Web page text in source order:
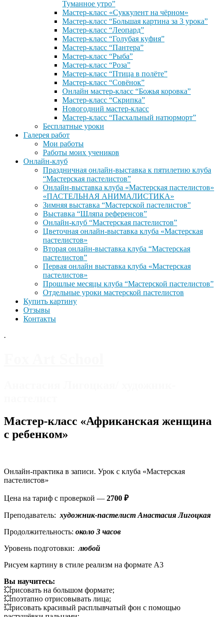
Туманное утро”
Мастер-класс «Суккулент на чёрном»
Мастер-класс “Большая картина за 3 урока”
Мастер-класс “Леопард”
Мастер-класс “Голубая куфия”
Мастер-класс “Пантера”
Мастер-класс “Рыба”
Мастер-класс “Роза”
Мастер-класс “Птица в полёте”
Мастер-класс “Совёнок”
Онлайн мастер-класс “Божья коровка”
Мастер-класс “Скрипка”
Новогодний мастер-класс
Мастер-класс “Пасхальный натюрморт”
Бесплатные уроки
Галерея работ
Мои работы
Работы моих учеников
Онлайн-клуб
Праздничная онлайн-выставка к пятилетию клуба
“Мастерская пастелистов”
Онлайн-выставка клуба «Мастерская пастелистов»
«ПАСТЕЛЬНАЯ АНИМАЛИСТИКА»
Зимняя выставка “Мастерской пастелистов”
Выставка “Шляпа референсов”
Онлайн-клуб “Мастерская пастелистов”
Цветочная онлайн-выставка клуба «Мастерская
пастелистов»
Вторая онлайн-выставка клуба “Мастерская
пастелистов”
Первая онлайн выставка клуба «Мастерская
пастелистов»
Прошлые месяцы клуба “Мастерской пастелистов”
Отдельные уроки мастерской пастелистов
Купить картину
Отзывы
Контакты
.
Мастер-класс «Африканская женщина
с ребенком»
Онлайн-практика в записи. Урок с клуба «Мастерская
пастелистов»
Цена на тариф с проверкой — 2700 ₽
Преподаватель: художник-пастелист АнастасияЛигоцкая
Продолжительность: около 3 часов
Уровень подготовки: любой
Рисуем картину в стиле реализм на формате А3
Вы научитесь:
💥рисовать на большом формате;
💥поэтапно отрисовывать лица;
💥рисовать красивый расплывчатый фон с помощью